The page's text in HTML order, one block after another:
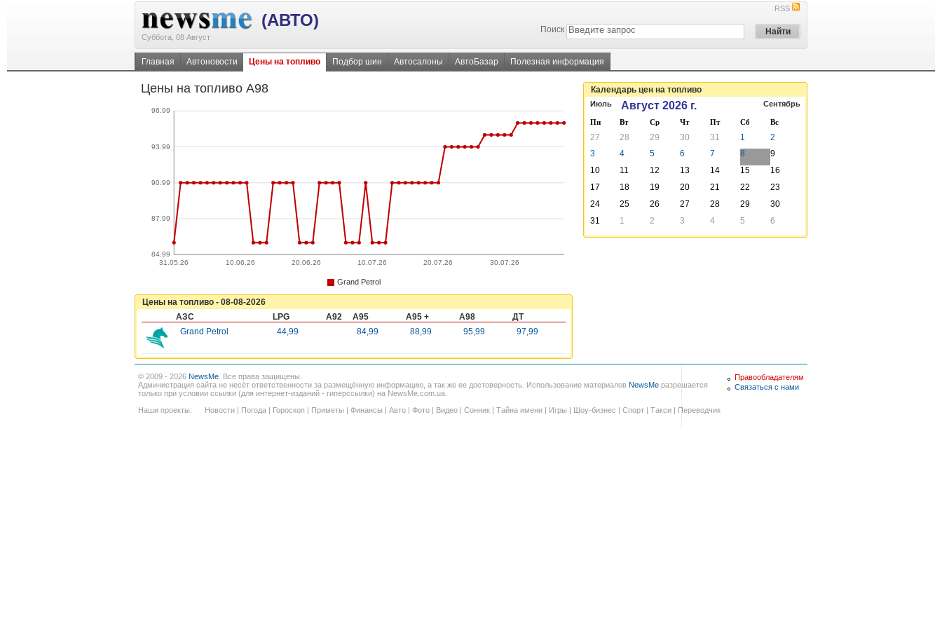
(АВТО)
Суббота, 08 Август
RSS
Поиск
Главная Автоновости Цены на топливо Подбор шин Автосалоны АвтоБазар Полезная информация
Цены на топливо А98
84.99
87.99
90.99
93.99
96.99
31.05.26 10.06.26 20.06.26 10.07.26 20.07.26 30.07.26
Grand Petrol
Цены на топливо - 08-08-2026
АЗС
LPG A92 A95 A95 + A98
ДТ
Grand Petrol
44,99 84,99 88,99 95,99 97,99
Календарь цен на топливо
Июль Август 2026 г. Сентябрь
Пн Вт Ср Чт Пт Сб Вс
27 28 29 30 31 1
2
3
4 5 6 7 8
9
10
11 12 13 14 15
16
17
18 19 20 21 22
23
24
25 26 27 28 29
30
31
1 2 3 4 5 6
© 2009 - 2026 NewsMe. Все права защищены.
Администрация сайта не несёт ответственности за размещённую информацию, а так же ее достоверность. Использование материалов NewsMe разрешается
только при условии ссылки (для интернет-изданий - гиперссылки) на NewsMe.com.ua.
Наши проекты:
Новости Погода Гороскоп Приметы Финансы Авто Фото Видео Сонник Тайна имени Игры Шоу-бизнес Спорт Такси Переводчик
Правообладателям
Связаться с нами